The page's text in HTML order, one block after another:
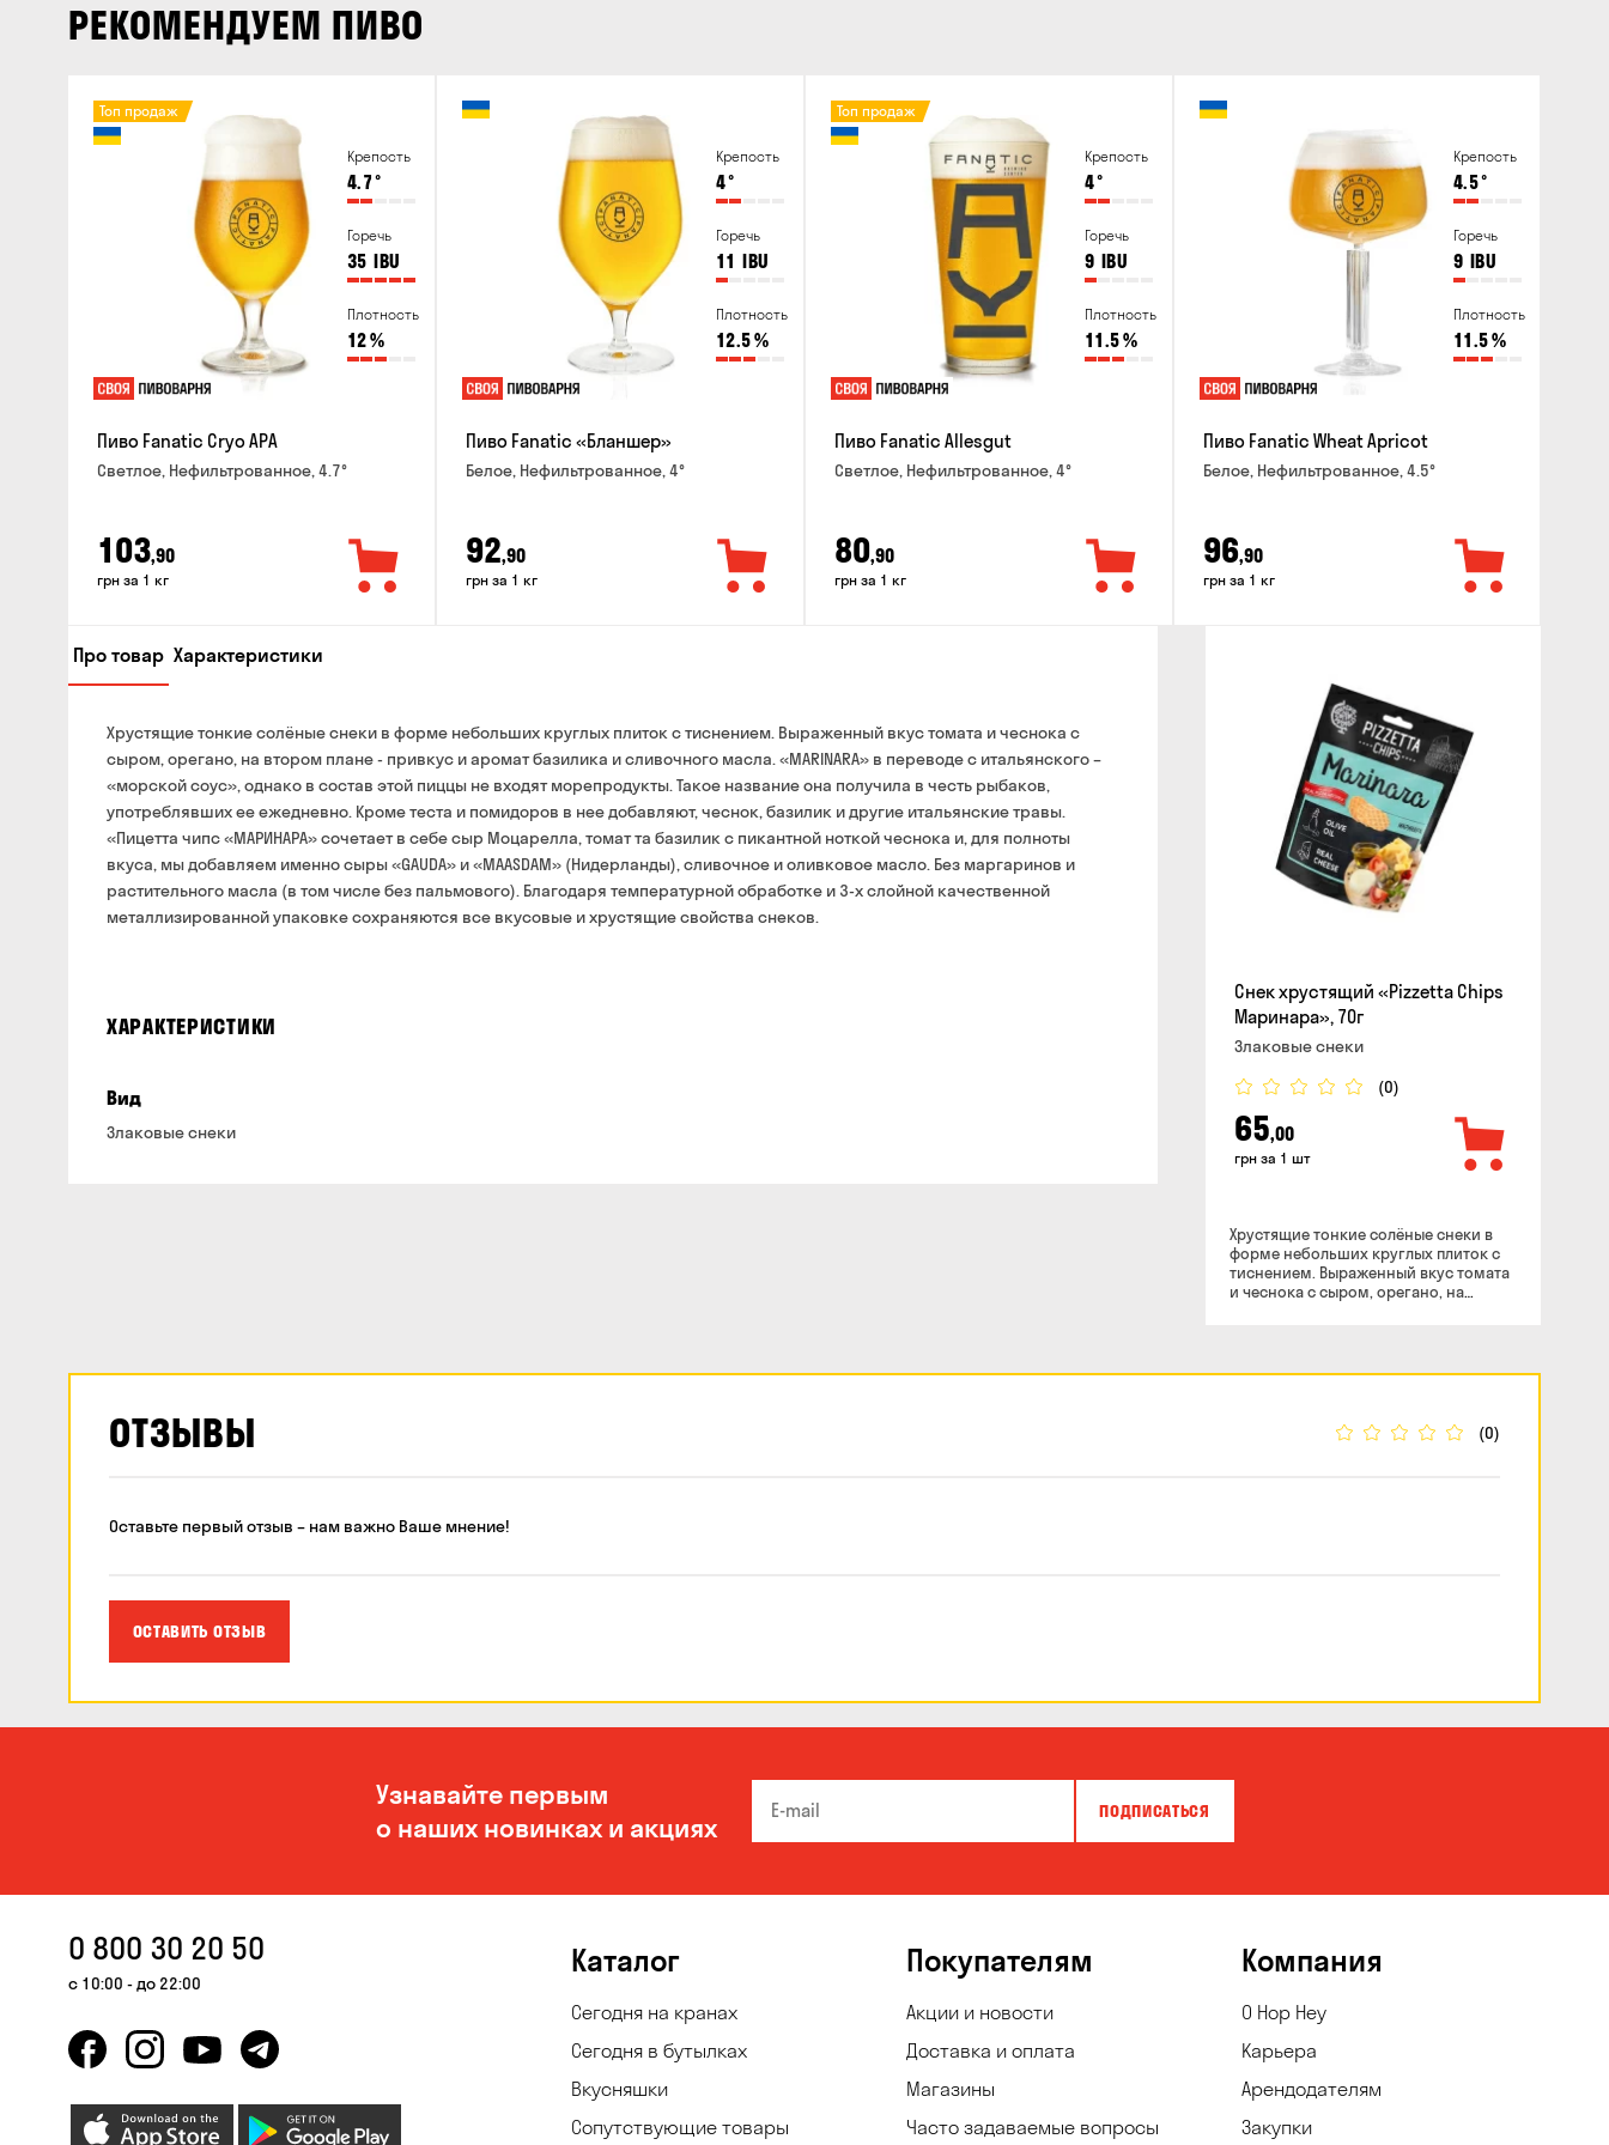
РЕКОМЕНДУЕМ ПИВО
Крепость
4.7°
Горечь
35 IBU
Плотность
12%
Топ продаж
Пиво Fanatic Cryo APA
Светлое, Нефильтрованное, 4.7°
103,90
грн за 1 кг
Крепость
4°
Горечь
11 IBU
Плотность
12.5%
Пиво Fanatic «Бланшер»
Белое, Нефильтрованное, 4°
92,90
грн за 1 кг
Крепость
4°
Горечь
9 IBU
Плотность
11.5%
Топ продаж
Пиво Fanatic Allesgut
Светлое, Нефильтрованное, 4°
80,90
грн за 1 кг
Крепость
4.5°
Горечь
9 IBU
Плотность
11.5%
Пиво Fanatic Wheat Apricot
Белое, Нефильтрованное, 4.5°
96,90
грн за 1 кг
Снек хрустящий «Pizzetta Chips
Маринара», 70г
Злаковые снеки
(0)
65,00
грн за 1 шт
Хрустящие тонкие солёные снеки в
форме небольших круглых плиток с
тиснением. Выраженный вкус томата
и чеснока с сыром, орегано, на
получила в честь рыбаков,
употреблявших ее ежедневно. Кроме
металлизированной упаковке
Про товар Характеристики
Хрустящие тонкие солёные снеки в форме небольших круглых плиток с тиснением. Выраженный вкус томата и чеснока с
сыром, орегано, на втором плане - привкус и аромат базилика и сливочного масла. «MARINARA» в переводе с итальянского –
«морской соус», однако в состав этой пиццы не входят морепродукты. Такое название она получила в честь рыбаков,
употреблявших ее ежедневно. Кроме теста и помидоров в нее добавляют, чеснок, базилик и другие итальянские травы.
«Пицетта чипс «МАРИНАРА» сочетает в себе сыр Моцарелла, томат та базилик с пикантной ноткой чеснока и, для полноты
вкуса, мы добавляем именно сыры «GAUDA» и «MAASDAM» (Нидерланды), сливочное и оливковое масло. Без маргаринов и
растительного масла (в том числе без пальмового). Благодаря температурной обработке и 3-х слойной качественной
металлизированной упаковке сохраняются все вкусовые и хрустящие свойства снеков.
ХАРАКТЕРИСТИКИ
Вид
Злаковые снеки
ОТЗЫВЫ (0)
Оставьте первый отзыв – нам важно Ваше мнение!
ОСТАВИТЬ ОТЗЫВ
Узнавайте первым
о наших новинках и акциях
ПОДПИСАТЬСЯ
0 800 30 20 50
с 10:00 - до 22:00
Каталог
Сегодня на кранах
Сегодня в бутылках
Вкусняшки
Сопутствующие товары
Покупателям
Акции и новости
Доставка и оплата
Магазины
Часто задаваемые вопросы
Компания
О Hop Hey
Карьера
Арендодателям
Закупки